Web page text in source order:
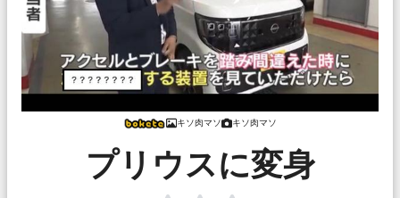
キソ肉マソ キソ肉マソ
プリウスに変身